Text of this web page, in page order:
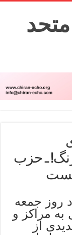
ـ حزب
روز جمعه
به مراکز و
از